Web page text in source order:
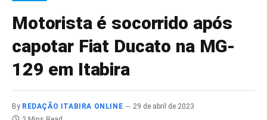
Motorista é socorrido após
capotar Fiat Ducato na MG-
129 em Itabira
By REDAÇÃO ITABIRA ONLINE
29 de abril de 2023